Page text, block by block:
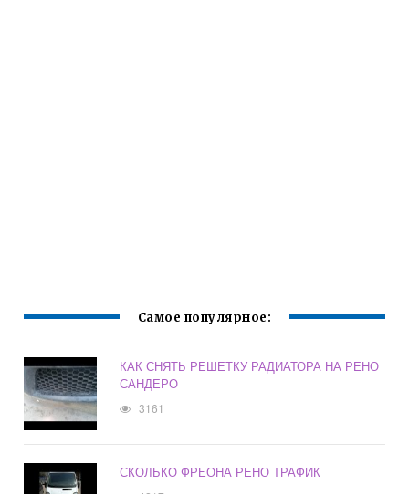
Самое популярное:
КАК СНЯТЬ РЕШЕТКУ РАДИАТОРА НА РЕНО
САНДЕРО
3161
СКОЛЬКО ФРЕОНА РЕНО ТРАФИК